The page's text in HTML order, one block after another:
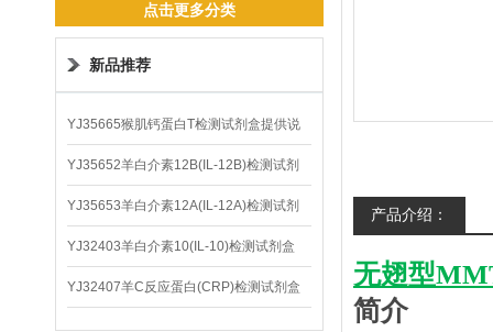
点击更多分类
新品推荐
YJ35665猴肌钙蛋白T检测试剂盒提供说
明书
YJ35652羊白介素12B(IL-12B)检测试剂
盒
YJ35653羊白介素12A(IL-12A)检测试剂
盒
YJ32403羊白介素10(IL-10)检测试剂盒
YJ32407羊C反应蛋白(CRP)检测试剂盒
产品介绍：
无翅型
简介